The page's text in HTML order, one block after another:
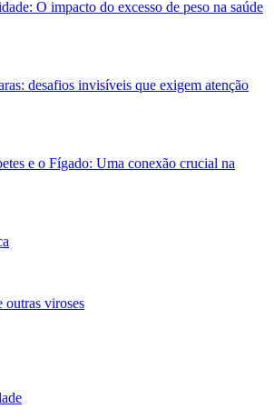
O impacto do excesso de peso na saúde
desafios invisíveis que exigem atenção
e o Fígado: Uma conexão crucial na
outras viroses